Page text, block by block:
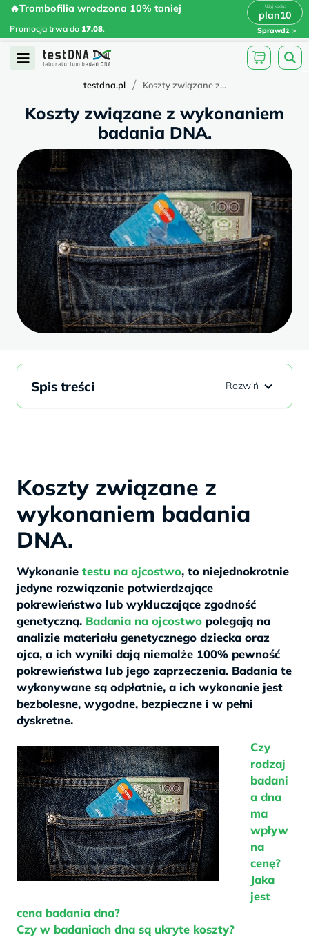
Skip
content
🔥Trombofilia wrodzona 10% taniej
Promocja trwa do 17.08.
plan10
Sprawdź
🔥Trombofilia wrodzona 10% taniej
plan10 x
Open
testdna.pl / Koszty związane z...
Koszty związane z wykonaniem
badania DNA.
Koszty związane z
wykonaniem badania
DNA.
Wykonanie testu na ojcostwo, to niejednokrotnie
jedyne rozwiązanie potwierdzające
pokrewieństwo lub wykluczające zgodność
genetyczną. Badania na ojcostwo polegają na
analizie materiału genetycznego dziecka oraz
ojca, a ich wyniki dają niemalże 100% pewność
pokrewieństwa lub jego zaprzeczenia. Badania te
wykonywane są odpłatnie, a ich wykonanie jest
bezbolesne, wygodne, bezpieczne i w pełni
dyskretne.
Czy
rodzaj
badani
a dna
ma
wpływ
na
cenę?
Jaka
jest
cena badania dna?
Czy w badaniach dna są ukryte koszty?
Spis treści